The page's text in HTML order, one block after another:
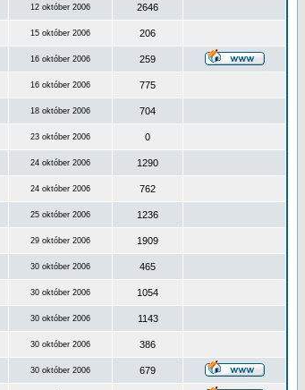
12 október 2006 2646
15 október 2006 206
16 október 2006 259
16 október 2006 775
18 október 2006 704
23 október 2006 0
24 október 2006 1290
24 október 2006 762
25 október 2006 1236
29 október 2006 1909
30 október 2006 465
30 október 2006 1054
30 október 2006 1143
30 október 2006 386
30 október 2006 679